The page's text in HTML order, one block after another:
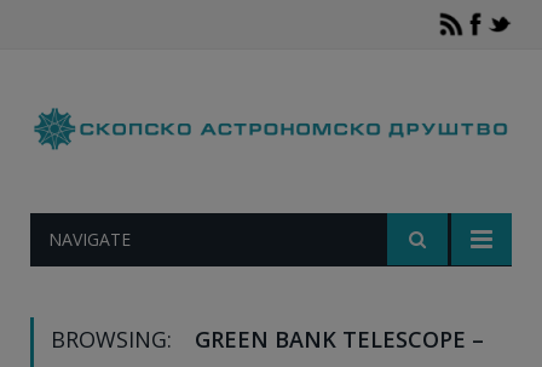
NAVIGATE
BROWSING:
GREEN BANK TELESCOPE –